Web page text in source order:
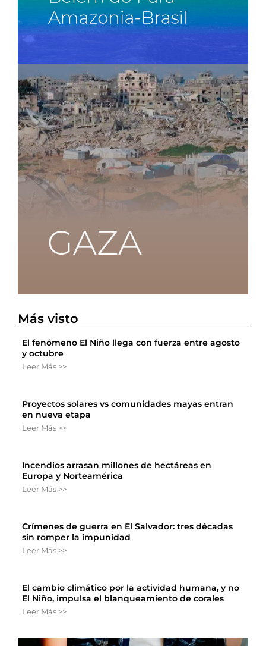
Más visto
El fenómeno El Niño llega con fuerza entre agosto
y octubre
Leer Más >>
Proyectos solares vs comunidades mayas entran
en nueva etapa
Leer Más >>
Incendios arrasan millones de hectáreas en
Europa y Norteamérica
Leer Más >>
Crímenes de guerra en El Salvador: tres décadas
sin romper la impunidad
Leer Más >>
El cambio climático por la actividad humana, y no
El Niño, impulsa el blanqueamiento de corales
Leer Más >>